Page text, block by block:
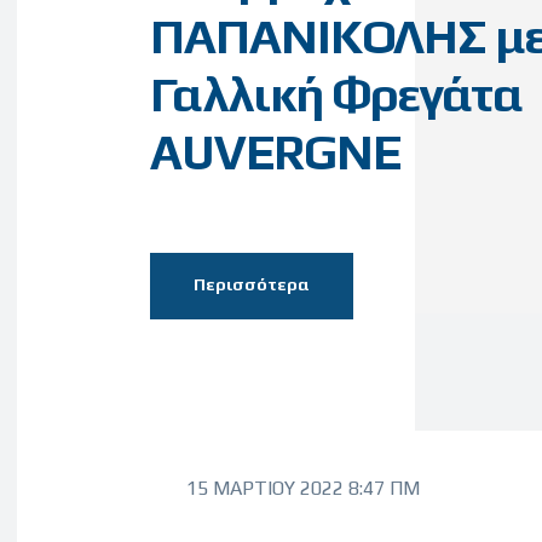
ΠΑΠΑΝΙΚΟΛΗΣ
Γαλλική Φρεγάτα
AUVERGNE
Περισσότερα
15 ΜΑΡΤΊΟΥ 2022 8:47 ΠΜ